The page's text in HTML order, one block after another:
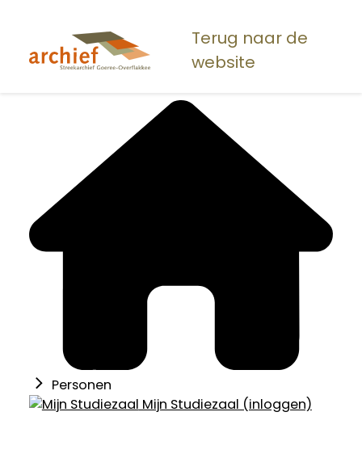
naar
Terug naar de
website
Personen
Mijn Studiezaal (inloggen)